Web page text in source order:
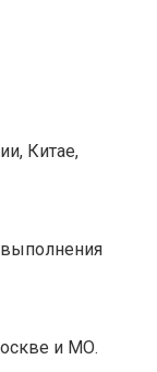
Китае,
и МО.